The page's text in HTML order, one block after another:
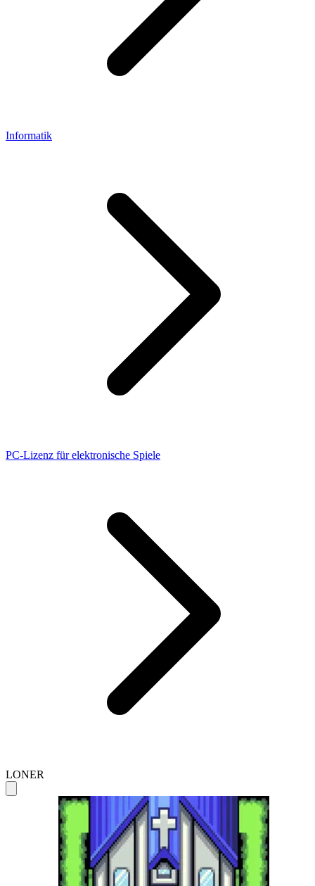
Informatik
PC-Lizenz für elektronische Spiele
LONER